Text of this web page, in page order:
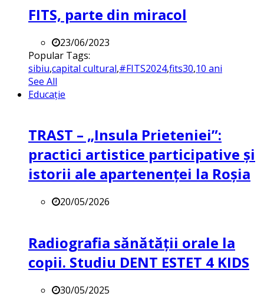
FITS, parte din miracol
23/06/2023
Popular Tags:
sibiu,capital cultural,#FITS2024,fits30,10 ani
See All
Educație
TRAST – „Insula Prieteniei”:
practici artistice participative și
istorii ale apartenenței la Roșia
20/05/2026
Radiografia sănătății orale la
copii. Studiu DENT ESTET 4 KIDS
30/05/2025